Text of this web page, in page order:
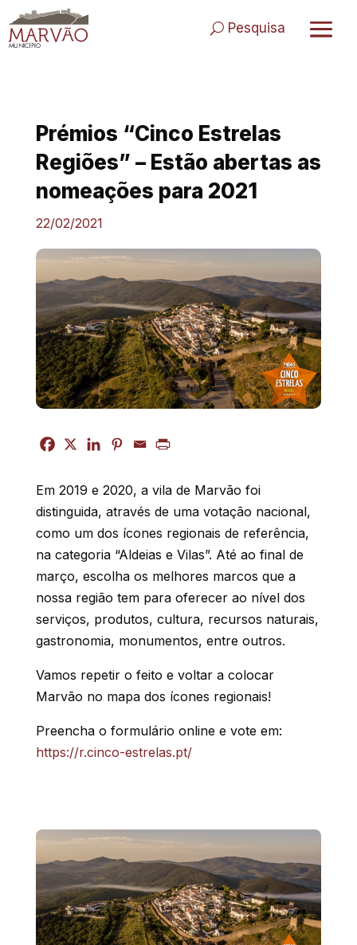
to
content
Pesquisa
Prémios “Cinco Estrelas
Regiões” – Estão abertas as
nomeações para 2021
22/02/2021
Em 2019 e 2020, a vila de Marvão foi
distinguida, através de uma votação nacional,
como um dos ícones regionais de referência,
na categoria “Aldeias e Vilas”. Até ao final de
março, escolha os melhores marcos que a
nossa região tem para oferecer ao nível dos
serviços, produtos, cultura, recursos naturais,
gastronomia, monumentos, entre outros.
Vamos repetir o feito e voltar a colocar
Marvão no mapa dos ícones regionais!
Preencha o formulário online e vote em:
https://r.cinco-estrelas.pt/